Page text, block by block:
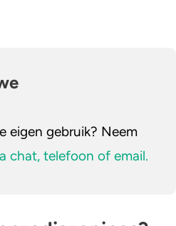
eigen gebruik? Neem
chat, telefoon of email.